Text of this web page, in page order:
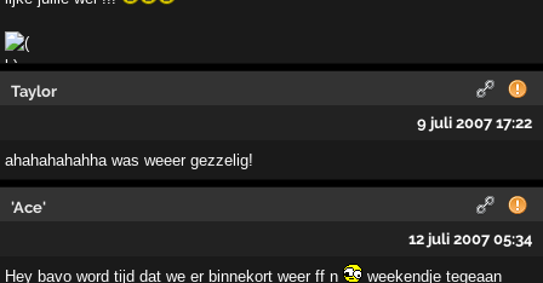
Taylor
9 juli 2007 17:22
ahahahahahha was weeer gezzelig!
'Ace'
12 juli 2007 05:34
Hey bavo word tijd dat we er binnekort weer ff n
weekendje tegeaan